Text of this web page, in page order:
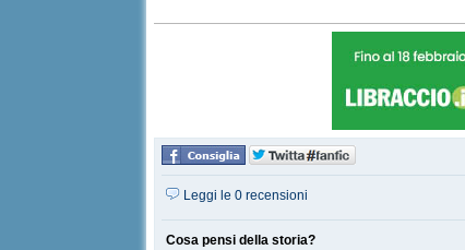
Leggi le 0 recensioni
Cosa pensi della storia?